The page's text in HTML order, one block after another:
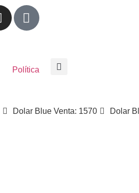
Política
Dolar Blue Venta: 1570 Dolar